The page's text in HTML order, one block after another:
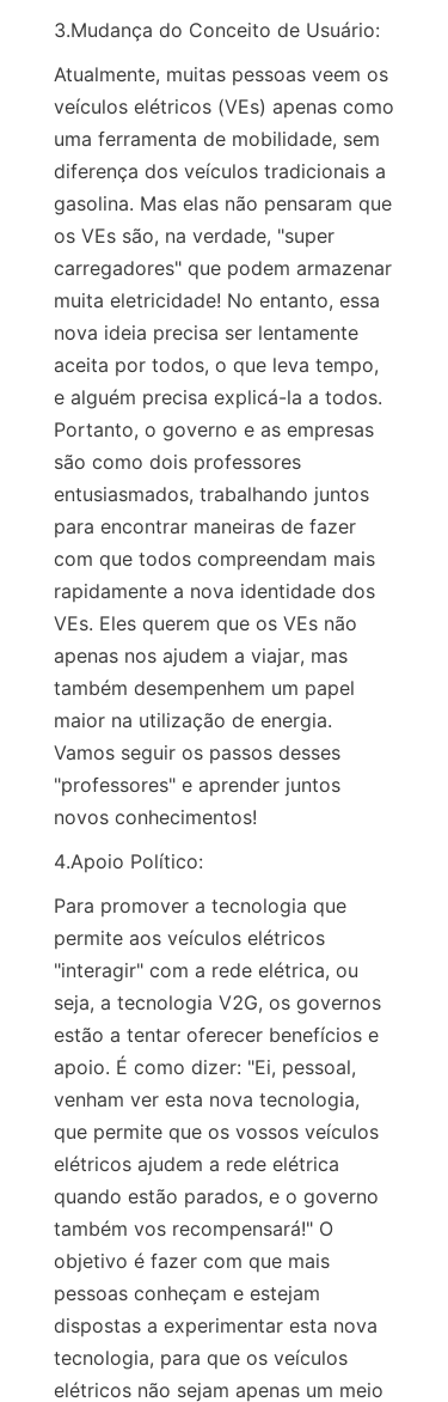
3.Mudança do Conceito de Usuário:
Atualmente, muitas pessoas veem os
veículos elétricos (VEs) apenas como
uma ferramenta de mobilidade, sem
diferença dos veículos tradicionais a
gasolina. Mas elas não pensaram que
os VEs são, na verdade, "super
carregadores" que podem armazenar
muita eletricidade! No entanto, essa
nova ideia precisa ser lentamente
aceita por todos, o que leva tempo,
e alguém precisa explicá-la a todos.
Portanto, o governo e as empresas
são como dois professores
entusiasmados, trabalhando juntos
para encontrar maneiras de fazer
com que todos compreendam mais
rapidamente a nova identidade dos
VEs. Eles querem que os VEs não
apenas nos ajudem a viajar, mas
também desempenhem um papel
maior na utilização de energia.
Vamos seguir os passos desses
"professores" e aprender juntos
novos conhecimentos!
4.Apoio Político:
Para promover a tecnologia que
permite aos veículos elétricos
"interagir" com a rede elétrica, ou
seja, a tecnologia V2G, os governos
estão a tentar oferecer benefícios e
apoio. É como dizer: "Ei, pessoal,
venham ver esta nova tecnologia,
que permite que os vossos veículos
elétricos ajudem a rede elétrica
quando estão parados, e o governo
também vos recompensará!" O
objetivo é fazer com que mais
pessoas conheçam e estejam
dispostas a experimentar esta nova
tecnologia, para que os veículos
elétricos não sejam apenas um meio